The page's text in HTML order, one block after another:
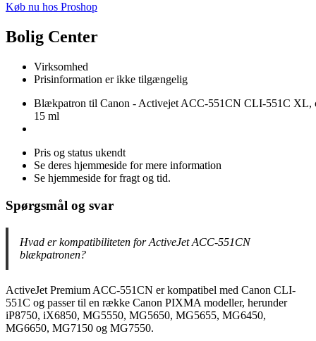
Køb nu hos Proshop
Bolig Center
Virksomhed
Prisinformation er ikke tilgængelig
Blækpatron til Canon - Activejet ACC-551CN CLI-551C XL,
15 ml
Pris og status ukendt
Se deres hjemmeside for mere information
Se hjemmeside for fragt og tid.
Spørgsmål og svar
Hvad er kompatibiliteten for ActiveJet ACC-551CN
blækpatronen?
ActiveJet Premium ACC-551CN er kompatibel med Canon CLI-
551C og passer til en række Canon PIXMA modeller, herunder
iP8750, iX6850, MG5550, MG5650, MG5655, MG6450,
MG6650, MG7150 og MG7550.